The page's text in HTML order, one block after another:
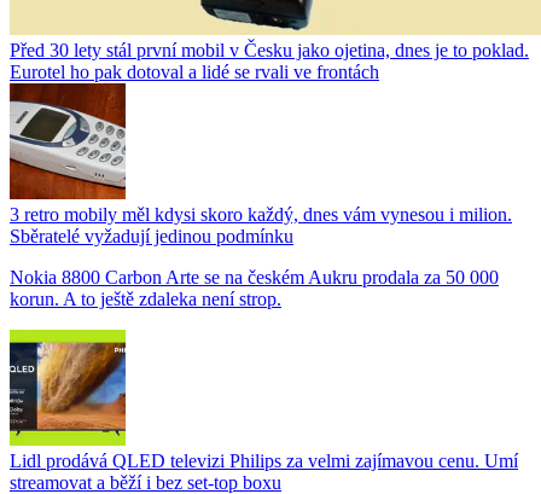
Před 30 lety stál první mobil v Česku jako ojetina, dnes je to poklad.
Eurotel ho pak dotoval a lidé se rvali ve frontách
3 retro mobily měl kdysi skoro každý, dnes vám vynesou i milion.
Sběratelé vyžadují jedinou podmínku
Nokia 8800 Carbon Arte se na českém Aukru prodala za 50 000
korun. A to ještě zdaleka není strop.
Lidl prodává QLED televizi Philips za velmi zajímavou cenu. Umí
streamovat a běží i bez set-top boxu